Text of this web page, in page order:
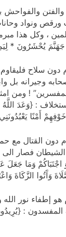
والفواحش
ونواد
، وكل هذا
جَهَنَّمَ يُحْشَرُونَ *
سلاح فليقاوم
وجيرانه
! ومن
: {وَعَدَ
خَوْفِهِمْ أَمْنًا
دون القتال مع
فصار
اجْتَبَاكُمْ وَمَا
وَآَتُوا الزَّكَاةَ
هو إطفاء نور
المفسدون :